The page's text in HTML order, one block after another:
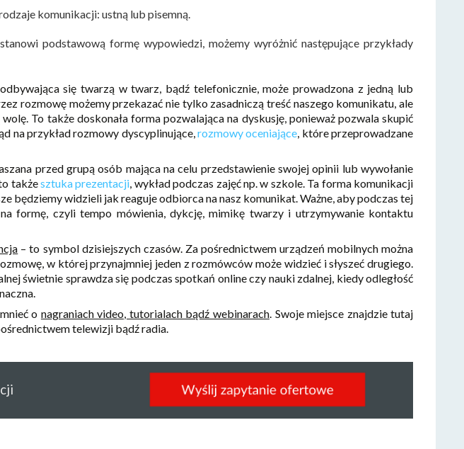
komunikacji: ustną lub pisemną.
podstawową formę wypowiedzi, możemy wyróżnić następujące przykłady
się twarzą w twarz, bądź telefonicznie, może prowadzona z jedną lub
rozmowę możemy przekazać nie tylko zasadniczą treść naszego komunikatu, ale
To także doskonała forma pozwalająca na dyskusję, ponieważ pozwala skupić
na przykład rozmowy dyscyplinujące,rozmowy oceniające, które przeprowadzane
przed grupą osób mająca na celu przedstawienie swojej opinii lub wywołanie
takżesztuka prezentacji, wykład podczas zajęć np. w szkole. Ta forma komunikacji
będziemy widzieli jak reaguje odbiorca na nasz komunikat. Ważne, aby podczas tej
formę, czyli tempo mówienia, dykcję, mimikę twarzy i utrzymywanie kontaktu
– to symbol dzisiejszych czasów. Za pośrednictwem urządzeń mobilnych można
w której przynajmniej jeden z rozmówców może widzieć i słyszeć drugiego.
świetnie sprawdza się podczas spotkań online czy nauki zdalnej, kiedy odległość
o nagraniach video, tutorialach bądź webinarach. Swoje miejsce znajdzie tutaj
telewizji bądź radia.